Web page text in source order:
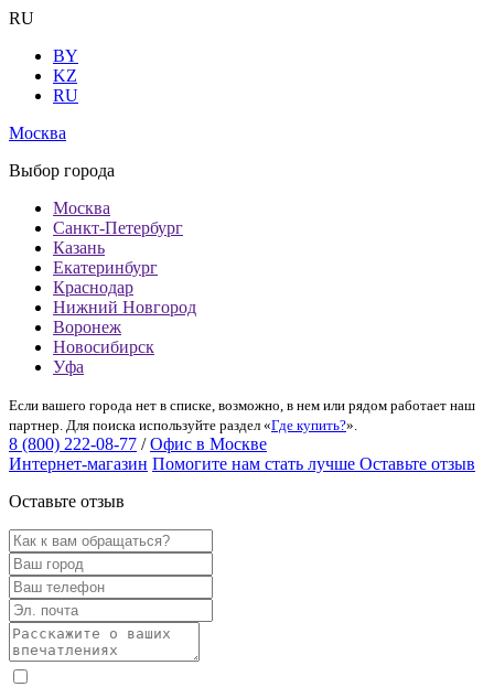
RU
BY
KZ
RU
Москва
Выбор города
Москва
Санкт-Петербург
Казань
Екатеринбург
Краснодар
Нижний Новгород
Воронеж
Новосибирск
Уфа
Если вашего города нет в списке, возможно, в нем или рядом работает наш
партнер. Для поиска используйте раздел «Где купить?».
8 (800) 222-08-77 / Офис в Москве
Интернет-магазин Помогите нам стать лучше Оставьте отзыв
Оставьте отзыв